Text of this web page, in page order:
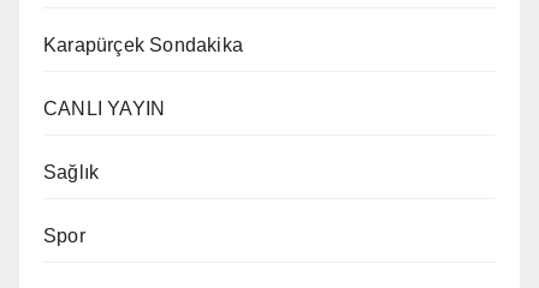
Karapürçek Sondakika
CANLI YAYIN
Sağlık
Spor